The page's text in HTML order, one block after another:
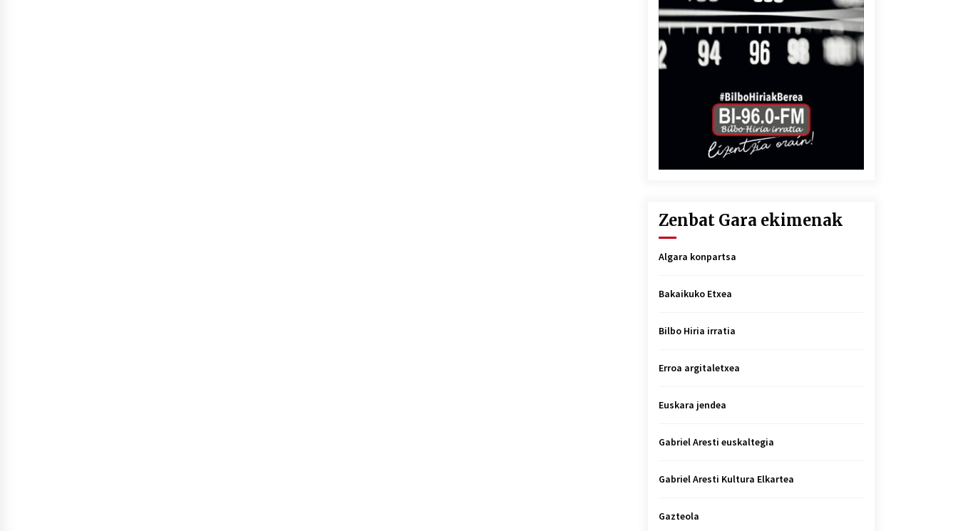
Zenbat Gara ekimenak
Algara konpartsa
Bakaikuko Etxea
Bilbo Hiria irratia
Erroa argitaletxea
Euskara jendea
Gabriel Aresti euskaltegia
Gabriel Aresti Kultura Elkartea
Gazteola